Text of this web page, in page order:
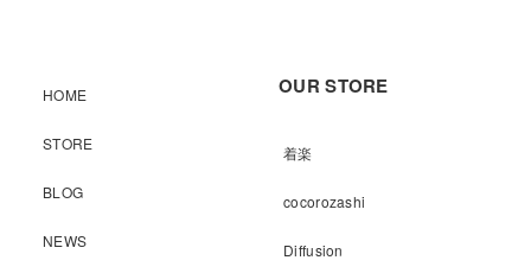
HOME
STORE
BLOG
NEWS
OUR STORE
着楽
cocorozashi
Diffusion